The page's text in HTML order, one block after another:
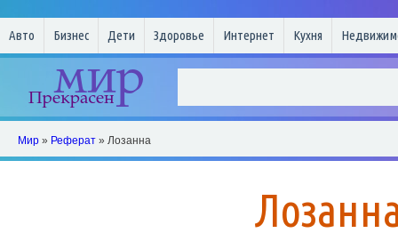
Авто Бизнес Дети Здоровье Интернет Кухня
Мир » Реферат » Лозанна